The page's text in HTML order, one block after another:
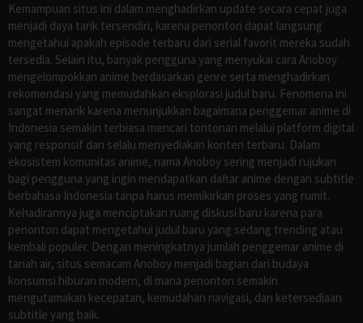
Kemampuan situs ini dalam menghadirkan update secara cepat juga
menjadi daya tarik tersendiri, karena penonton dapat langsung
mengetahui apakah episode terbaru dari serial favorit mereka sudah
tersedia. Selain itu, banyak pengguna yang menyukai cara Anoboy
mengelompokkan anime berdasarkan genre serta menghadirkan
rekomendasi yang memudahkan eksplorasi judul baru. Fenomena ini
sangat menarik karena menunjukkan bagaimana penggemar anime di
Indonesia semakin terbiasa mencari tontonan melalui platform digital
yang responsif dan selalu menyediakan konten terbaru. Dalam
ekosistem komunitas anime, nama Anoboy sering menjadi rujukan
bagi pengguna yang ingin mendapatkan daftar anime dengan subtitle
berbahasa Indonesia tanpa harus memikirkan proses yang rumit.
Kehadirannya juga menciptakan ruang diskusi baru karena para
penonton dapat mengetahui judul baru yang sedang trending atau
kembali populer. Dengan meningkatnya jumlah penggemar anime di
tanah air, situs semacam Anoboy menjadi bagian dari budaya
konsumsi hiburan modern, di mana penonton semakin
mengutamakan kecepatan, kemudahan navigasi, dan ketersediaan
subtitle yang baik.